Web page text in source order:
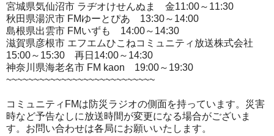
宮城県気仙沼市 ラヂオけせんぬま 金11:00～11:30
秋田県湯沢市 FMゆーとぴあ 13:30～14:00
島根県出雲市 FMいずも 14:00～14:30
滋賀県彦根市 エフエムひこねコミュニティ放送株式会社
15:00～15:30 再日14:00～14:30
神奈川県海老名市 FM kaon 19:00～19:30
~~~~~~~~~~~~~~~~~~~~~~~~~~~
コミュニティFMは防災ラジオの側面を持っています。災害
時など予告なしに放送時間が変更になる場合がございま
す。お問い合わせは各局にお願いいたします。